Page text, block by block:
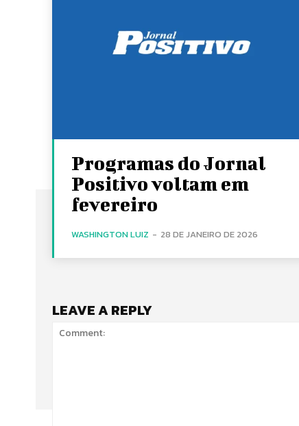
Programas do Jornal
Positivo voltam em
fevereiro
WASHINGTON LUIZ - 28 DE JANEIRO DE 2026
LEAVE A REPLY